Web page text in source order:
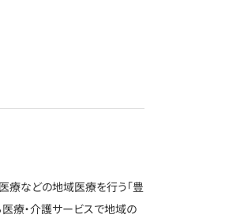
療などの地域医療を行う「豊
療・介護サービスで地域の